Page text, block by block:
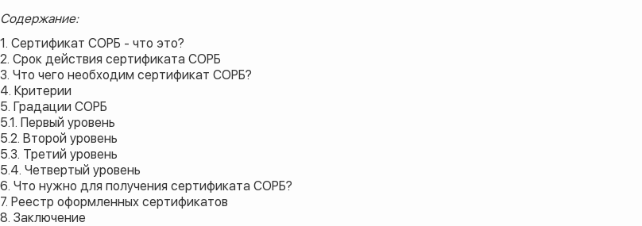
Содержание:
1. Сертификат СОРБ - что это?
2. Срок действия сертификата СОРБ
3. Что чего необходим сертификат СОРБ?
4. Критерии
5. Градации СОРБ
5.1. Первый уровень
5.2. Второй уровень
5.3. Третий уровень
5.4. Четвертый уровень
6. Что нужно для получения сертификата СОРБ?
7. Реестр оформленных сертификатов
8. Заключение